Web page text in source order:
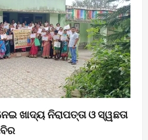
ଖାଦ୍ୟ ନିରାପତ୍ତା ଓ ସ୍ୱଛତା